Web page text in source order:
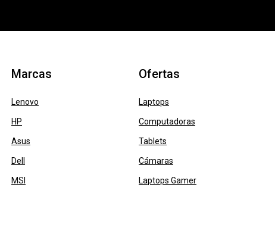
Marcas
Lenovo
HP
Asus
Dell
MSI
Ofertas
Laptops
Computadoras
Tablets
Cámaras
Laptops Gamer